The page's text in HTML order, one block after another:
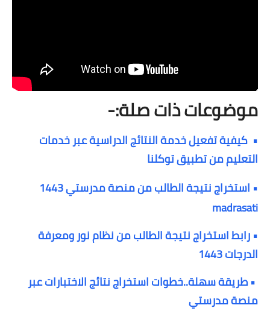
موضوعات ذات صلة:-
• كيفية تفعيل خدمة النتائج الدراسية عبر خدمات
التعليممن تطبيق توكلنا
• استخراج نتيجة الطالب من منصة مدرستي 1443
madrasati
•رابط استخراج نتيجة الطالب من نظام نور ومعرفة
الدرجات 1443
• طريقة سهلة..خطوات استخراج نتائج الاختبارات عبر
منصة مدرستي